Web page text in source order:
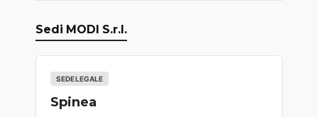
Sedi MODI S.r.l.
SEDE LEGALE
Spinea